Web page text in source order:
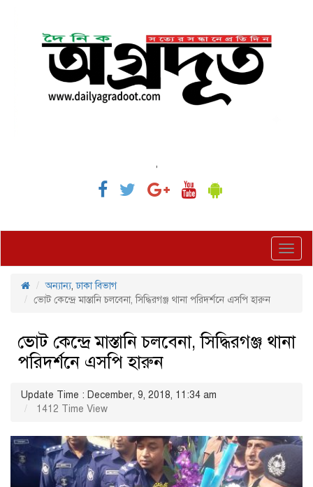
,
অন্যান্য,ঢাকা বিভাগ
ভোট কেন্দ্রে মাস্তানি চলবেনা, সিদ্ধিরগঞ্জ থানা পরিদর্শনে এসপি হারুন
ভোট কেন্দ্রে মাস্তানি চলবেনা, সিদ্ধিরগঞ্জ থানা
পরিদর্শনে এসপি হারুন
Update Time : December, 9, 2018, 11:34 am
1412 Time View